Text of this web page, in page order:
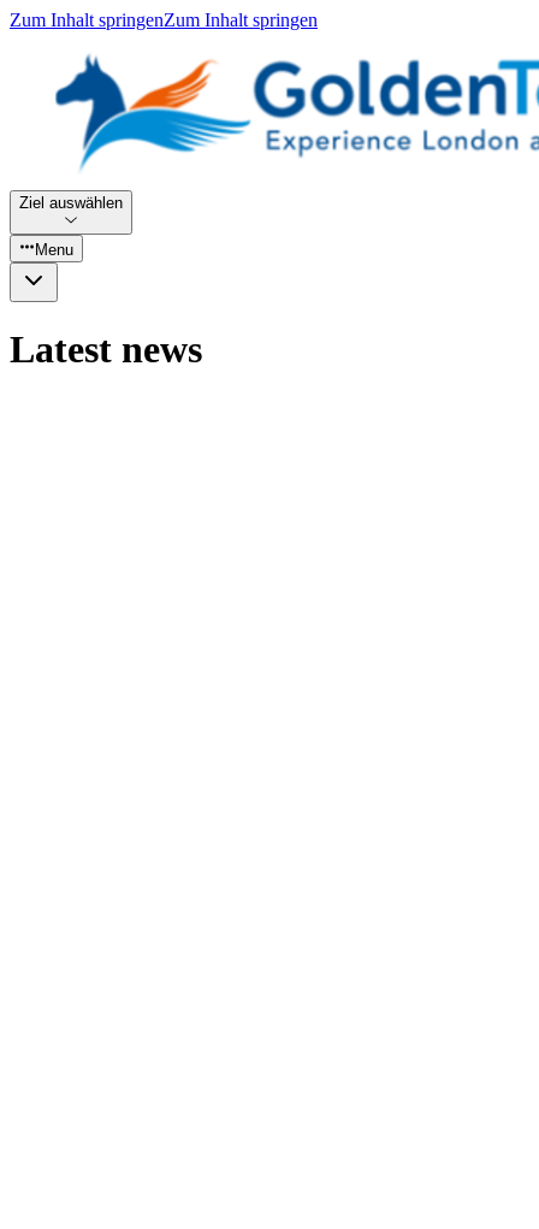
Zum Inhalt springenZum Inhalt springen
Ziel auswählen
Menu
Latest news